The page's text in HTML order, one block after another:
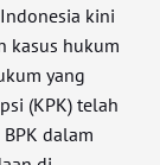
kini
kasus hukum
yang
(KPK) telah
dalam